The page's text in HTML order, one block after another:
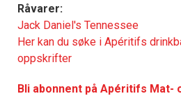
Råvarer:
Jack Daniel's Tennessee
Her kan du søke i Apéritifs
oppskrifter
Bli abonnent på Apéritifs Mat-